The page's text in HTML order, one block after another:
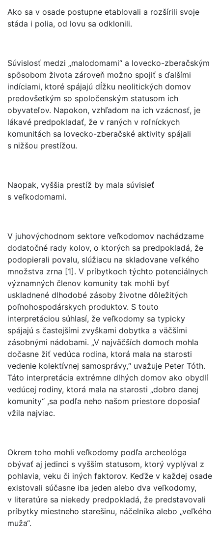
Ako sa v osade postupne etablovali a rozšírili svoje
stáda i polia, od lovu sa odklonili.
Súvislosť medzi „malodomami“ a lovecko-zberačským
spôsobom života zároveň možno spojiť s ďalšími
indíciami, ktoré spájajú dĺžku neolitických domov
predovšetkým so spoločenským statusom ich
obyvateľov. Napokon, vzhľadom na ich vzácnosť, je
lákavé predpokladať, že v raných v roľníckych
komunitách sa lovecko-zberačské aktivity spájali
s nižšou prestížou.
Naopak, vyššia prestíž by mala súvisieť
s veľkodomami.
V juhovýchodnom sektore veľkodomov nachádzame
dodatočné rady kolov, o ktorých sa predpokladá, že
podopierali povalu, slúžiacu na skladovane veľkého
množstva zrna [1]. V príbytkoch týchto potenciálnych
významných členov komunity tak mohli byť
uskladnené dlhodobé zásoby životne dôležitých
poľnohospodárskych produktov. S touto
interpretáciou súhlasí, že veľkodomy sa typicky
spájajú s častejšími zvyškami dobytka a väčšími
zásobnými nádobami. „V najväčších domoch mohla
dočasne žiť vedúca rodina, ktorá mala na starosti
vedenie kolektívnej samosprávy,“ uvažuje Peter Tóth.
Táto interpretácia extrémne dlhých domov ako obydlí
vedúcej rodiny, ktorá mala na starosti „dobro danej
komunity“ ,sa podľa neho našom priestore doposiaľ
vžila najviac.
Okrem toho mohli veľkodomy podľa archeológa
obývať aj jedinci s vyšším statusom, ktorý vyplýval z
pohlavia, veku či iných faktorov. Keďže v každej osade
existovali súčasne iba jeden alebo dva veľkodomy,
v literatúre sa niekedy predpokladá, že predstavovali
príbytky miestneho starešinu, náčelníka alebo „veľkého
muža“.